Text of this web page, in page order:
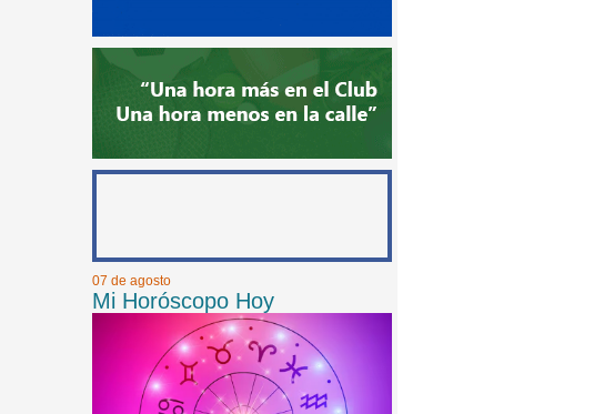
07 de agosto
Mi Horóscopo Hoy